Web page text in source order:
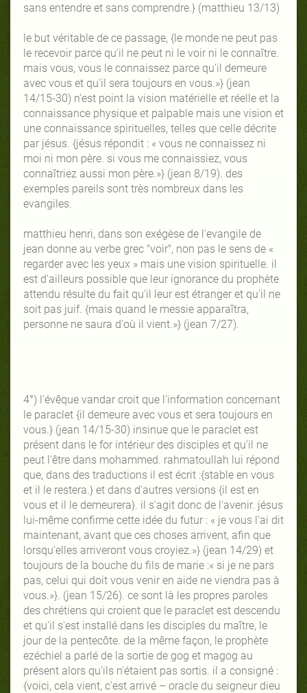
sans entendre et sans comprendre.} (matthieu 13/13)
le but véritable de ce passage, {le monde ne peut pas
le recevoir parce qu'il ne peut ni le voir ni le connaître.
mais vous, vous le connaissez parce qu'il demeure
avec vous et qu'il sera toujours en vous.»} (jean
14/15-30) n'est point la vision matérielle et réelle et la
connaissance physique et palpable mais une vision et
une connaissance spirituelles, telles que celle décrite
par jésus. {jésus répondit : « vous ne connaissez ni
moi ni mon père. si vous me connaissiez, vous
connaîtriez aussi mon père.»} (jean 8/19). des
exemples pareils sont très nombreux dans les
evangiles.
matthieu henri, dans son exégèse de l'evangile de
jean donne au verbe grec "voir", non pas le sens de «
regarder avec les yeux » mais une vision spirituelle. il
est d'ailleurs possible que leur ignorance du prophète
attendu résulte du fait qu'il leur est étranger et qu'il ne
soit pas juif. {mais quand le messie apparaîtra,
personne ne saura d'où il vient.»} (jean 7/27).
4°) l'évêque vandar croit que l'information concernant
le paraclet {il demeure avec vous et sera toujours en
vous.} (jean 14/15-30) insinue que le paraclet est
présent dans le for intérieur des disciples et qu'il ne
peut l'être dans mohammed. rahmatoullah lui répond
que, dans des traductions il est écrit :{stable en vous
et il le restera.} et dans d'autres versions {il est en
vous et il le demeurera}. il s'agit donc de l'avenir. jésus
lui-même confirme cette idée du futur : « je vous l'ai dit
maintenant, avant que ces choses arrivent, afin que
lorsqu'elles arriveront vous croyiez.»} (jean 14/29) et
toujours de la bouche du fils de marie :« si je ne pars
pas, celui qui doit vous venir en aide ne viendra pas à
vous.»}. (jean 15/26). ce sont là les propres paroles
des chrétiens qui croient que le paraclet est descendu
et qu'il s'est installé dans les disciples du maître, le
jour de la pentecôte. de la même façon, le prophète
ezéchiel a parlé de la sortie de gog et magog au
présent alors qu'ils n'étaient pas sortis. il a consigné :
{voici, cela vient, c'est arrivé – oracle du seigneur dieu